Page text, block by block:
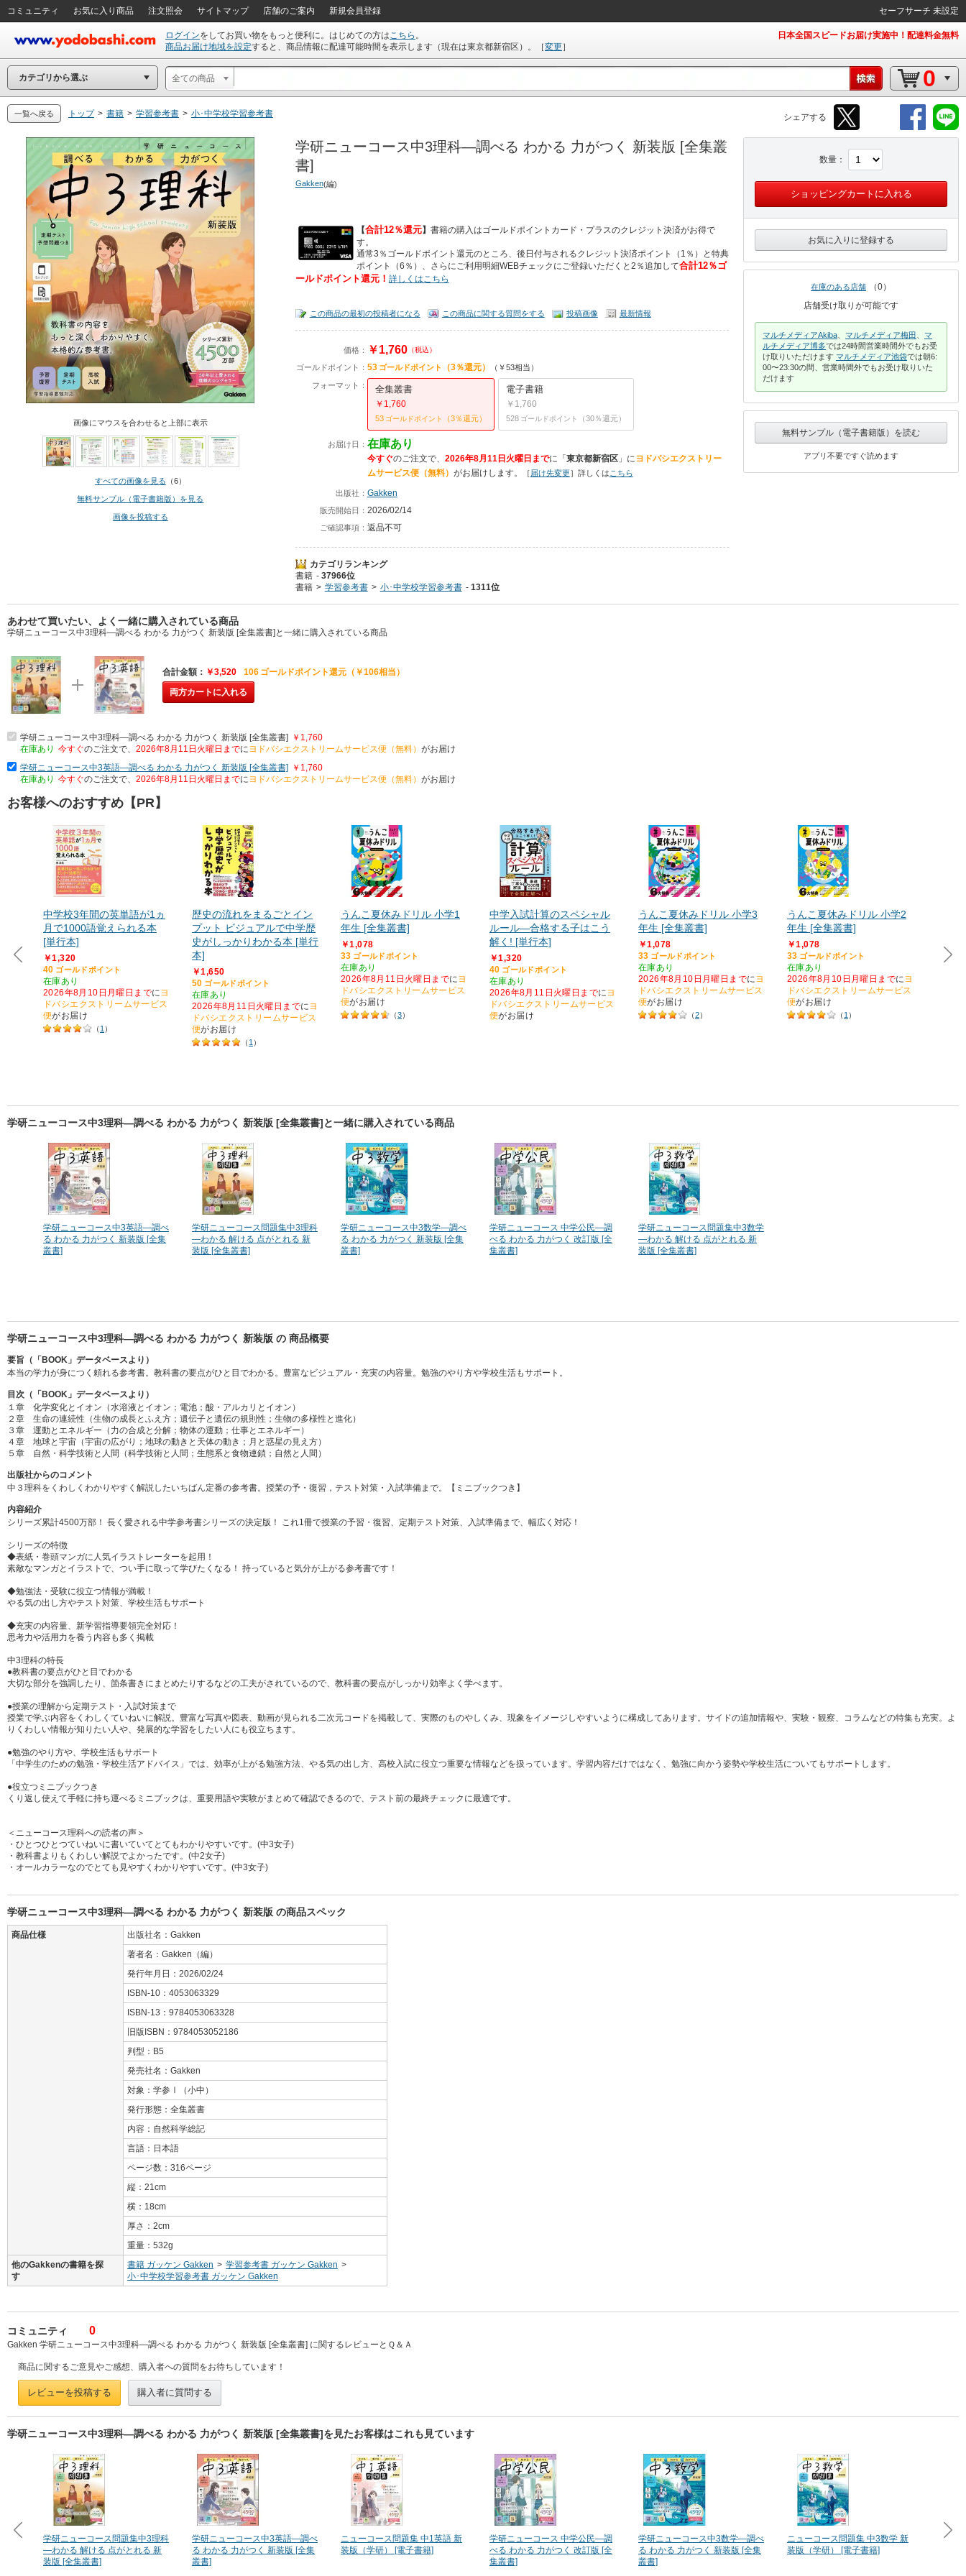
コミュニティ お気に入り商品 注文照会 サイトマップ 店舗のご案内 新規会員登録 セーフサーチ 未設定
ログインをしてお買い物をもっと便利に。はじめての方はこちら 。
商品お届け地域を設定すると、商品情報に配達可能時間を表示します（現在は東京都新宿区 ）。 ［変更］
日本全国スピードお届け実施中！配達料金無料
カテゴリから選ぶ 全ての商品 0
シェアする
一覧へ戻る トップ > 書籍 > 学習参考書 > 小･中学校学習参考書
画像にマウスを合わせると上部に表示
すべての画像を見る （6）
無料サンプル（電子書籍版）を見る
画像を投稿する
学研ニューコース中3理科―調べる わかる 力がつく 新装版 [全集叢
書]
Gakken(編)
【合計12％還元】 書籍の購入はゴールドポイントカード・プラスのクレジット決済がお得で
す。
通常3％ゴールドポイント還元のところ、後日付与されるクレジット決済ポイント（1％）と特典
ポイント（6％）、さらにご利用明細WEBチェックにご登録いただくと2％追加して合計12％ゴ
ールドポイント還元！ 詳しくはこちら
この商品の最初の投稿者になる この商品に関する質問をする 投稿画像 最新情報
価格： ￥1,760（税込）
ゴールドポイント： 53 ゴールドポイント （3％還元） （￥53相当）
フォーマット： 全集叢書
￥1,760
53 ゴールドポイント （3％還元）
電子書籍
￥1,760
528 ゴールドポイント （30％還元）
お届け日： 在庫あり
今すぐのご注文で、 2026年8月11日火曜日までに 「東京都新宿区」にヨドバシエクストリー
ムサービス便（無料） がお届けします。 ［届け先変更］詳しくは こちら
出版社： Gakken
販売開始日： 2026/02/14
ご確認事項： 返品不可
カテゴリランキング
書籍
37966位
書籍
学習参考書 小･中学校学習参考書 1311位
数量
ショッピングカートに入れる
お気に入りに登録する
在庫のある店舗
0
店舗受け取りが可能です
マルチメディアAkiba マルチメディア梅田
マ
ルチメディア博多では24時間営業時間外でもお受
け取りいただけます マルチメディア池袋では朝6:
00〜23:30の間、営業時間外でもお受け取りいた
だけます
無料サンプル（電子書籍版）を読む
アプリ不要ですぐ読めます
あわせて買いたい、よく一緒に購入されている商品
学研ニューコース中3理科―調べる わかる 力がつく 新装版 [全集叢書]と一緒に購入されている商品
合計金額 ￥3,520 106 ゴールドポイント還元（￥106相当）
両方カートに入れる
学研ニューコース中3理科―調べる わかる 力がつく 新装版 [全集叢書] ￥1,760
在庫あり 今すぐのご注文で、 2026年8月11日火曜日までにヨドバシエクストリームサービス便（無料） がお届け
学研ニューコース中3英語―調べる わかる 力がつく 新装版 [全集叢書] ￥1,760
在庫あり 今すぐのご注文で、 2026年8月11日火曜日までにヨドバシエクストリームサービス便（無料） がお届け
お客様へのおすすめ【PR】
中学校3年間の英単語が1ヵ
月で1000語覚えられる本
[単行本]
￥1,320
40 ゴールドポイント
在庫あり
2026年8月10日月曜日までにヨ
ドバシエクストリームサービス
便がお届け
（ 1 ）
歴史の流れをまるごとイン
プット ビジュアルで中学歴
史がしっかりわかる本 [単行
本]
￥1,650
50 ゴールドポイント
在庫あり
2026年8月11日火曜日までにヨ
ドバシエクストリームサービス
便がお届け
（ 1 ）
うんこ夏休みドリル 小学1
年生 [全集叢書]
￥1,078
33 ゴールドポイント
在庫あり
2026年8月11日火曜日までにヨ
ドバシエクストリームサービス
便がお届け
（3）
中学入試計算のスペシャル
ルール―合格する子はこう
解く! [単行本]
￥1,320
40 ゴールドポイント
在庫あり
2026年8月11日火曜日までにヨ
ドバシエクストリームサービス
便がお届け
うんこ夏休みドリル 小学3
年生 [全集叢書]
￥1,078
33 ゴールドポイント
在庫あり
2026年8月10日月曜日までにヨ
ドバシエクストリームサービス
便がお届け
（2）
うんこ夏休みドリル 小学2
年生 [全集叢書]
￥1,078
33 ゴールドポイント
在庫あり
2026年8月10日月曜日までにヨ
ドバシエクストリームサービス
便がお届け
（ 1 ）
￥
学研ニューコース中3理科―調べる わかる 力がつく 新装版 [全集叢書]と一緒に購入されている商品
学研ニューコース中3英語―調べ
る わかる 力がつく 新装版 [全集
叢書]
学研ニューコース問題集中3理科
―わかる 解ける 点がとれる 新
装版 [全集叢書]
学研ニューコース中3数学―調べ
る わかる 力がつく 新装版 [全集
叢書]
学研ニューコース 中学公民―調
べる わかる 力がつく 改訂版 [全
集叢書]
学研ニューコース問題集中3数学
―わかる 解ける 点がとれる 新
装版 [全集叢書]
学研ニューコース中3理科―調べる わかる 力がつく 新装版 の 商品概要
要旨（「BOOK」データベースより）
本当の学力が身につく頼れる参考書。教科書の要点がひと目でわかる。豊富なビジュアル・充実の内容量。勉強のやり方や学校生活もサポート。
目次（「BOOK」データベースより）
１章 化学変化とイオン（水溶液とイオン；電池；酸・アルカリとイオン）
２章 生命の連続性（生物の成長とふえ方；遺伝子と遺伝の規則性；生物の多様性と進化）
３章 運動とエネルギー（力の合成と分解；物体の運動；仕事とエネルギー）
４章 地球と宇宙（宇宙の広がり；地球の動きと天体の動き；月と惑星の見え方）
５章 自然・科学技術と人間（科学技術と人間；生態系と食物連鎖；自然と人間）
出版社からのコメント
中３理科をくわしくわかりやすく解説したいちばん定番の参考書。授業の予・復習，テスト対策・入試準備まで。【ミニブックつき】
内容紹介
シリーズ累計4500万部！ 長く愛される中学参考書シリーズの決定版！ これ1冊で授業の予習・復習、定期テスト対策、入試準備まで、幅広く対応！
シリーズの特徴
◆表紙・巻頭マンガに人気イラストレーターを起用！
素敵なマンガとイラストで、つい手に取って学びたくなる！ 持っていると気分が上がる参考書です！
◆勉強法・受験に役立つ情報が満載！
やる気の出し方やテスト対策、学校生活もサポート
◆充実の内容量、新学習指導要領完全対応！
思考力や活用力を養う内容も多く掲載
中3理科の特長
●教科書の要点がひと目でわかる
大切な部分を強調したり、箇条書きにまとめたりするなどの工夫がされているので、教科書の要点がしっかり効率よく学べます。
●授業の理解から定期テスト・入試対策まで
授業で学ぶ内容をくわしくていねいに解説。豊富な写真や図表、動画が見られる二次元コードを掲載して、実際のものやしくみ、現象をイメージしやすいように構成してあります。サイドの追加情報や、実験・観察、コラムなどの特集も充実。よ
りくわしい情報が知りたい人や、発展的な学習をしたい人にも役立ちます。
●勉強のやり方や、学校生活もサポート
「中学生のための勉強・学校生活アドバイス」では、効率が上がる勉強方法、やる気の出し方、高校入試に役立つ重要な情報などを扱っています。学習内容だけではなく、勉強に向かう姿勢や学校生活についてもサポートします。
●役立つミニブックつき
くり返し使えて手軽に持ち運べるミニブックは、重要用語や実験がまとめて確認できるので、テスト前の最終チェックに最適です。
＜ニューコース理科への読者の声＞
・ひとつひとつていねいに書いていてとてもわかりやすいです。(中3女子)
・教科書よりもくわしい解説でよかったです。(中2女子)
・オールカラーなのでとても見やすくわかりやすいです。(中3女子)
学研ニューコース中3理科―調べる わかる 力がつく 新装版 の商品スペック
商品仕様
出版社名：Gakken
著者名：Gakken（編）
発行年月日：2026/02/24
ISBN-10：4053063329
ISBN-13：9784053063328
旧版ISBN：9784053052186
判型：B5
発売社名：Gakken
対象：学参Ⅰ（小中）
発行形態：全集叢書
内容：自然科学総記
言語：日本語
ページ数：316ページ
縦：21cm
横：18cm
厚さ：2cm
重量：532g
他のGakkenの書籍を探
す
書籍 ガッケン Gakken > 学習参考書 ガッケン Gakken >
小･中学校学習参考書 ガッケン Gakken
コミュニティ 0
Gakken 学研ニューコース中3理科―調べる わかる 力がつく 新装版 [全集叢書] に関するレビューとＱ＆Ａ
商品に関するご意見やご感想、購入者への質問をお待ちしています！
レビューを投稿する 購入者に質問する
学研ニューコース中3理科―調べる わかる 力がつく 新装版 [全集叢書]を見たお客様はこれも見ています
学研ニューコース問題集中3理科
―わかる 解ける 点がとれる 新
装版 [全集叢書]
学研ニューコース中3英語―調べ
る わかる 力がつく 新装版 [全集
叢書]
ニューコース問題集 中1英語 新
装版（学研） [電子書籍]
学研ニューコース 中学公民―調
べる わかる 力がつく 改訂版 [全
集叢書]
学研ニューコース中3数学―調べ
る わかる 力がつく 新装版 [全集
叢書]
ニューコース問題集 中3数学 新
装版（学研） [電子書籍]
学研